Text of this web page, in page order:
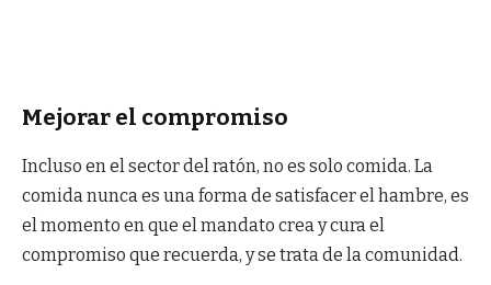
Mejorar el compromiso
Incluso en el sector del ratón, no es solo comida. La
comida nunca es una forma de satisfacer el hambre, es
el momento en que el mandato crea y cura el
compromiso que recuerda, y se trata de la comunidad.